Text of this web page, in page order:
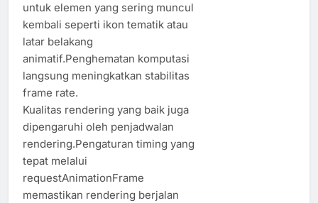
untuk elemen yang sering muncul
kembali seperti ikon tematik atau
latar belakang
animatif.Penghematan komputasi
langsung meningkatkan stabilitas
frame rate.
Kualitas rendering yang baik juga
dipengaruhi oleh penjadwalan
rendering.Pengaturan timing yang
tepat melalui
requestAnimationFrame
memastikan rendering berjalan